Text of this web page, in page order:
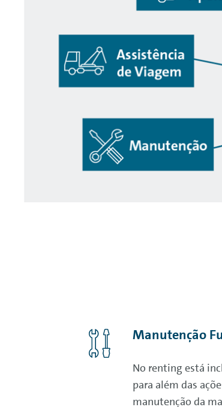
Manutenção
No renting está
para além das
manutenção da